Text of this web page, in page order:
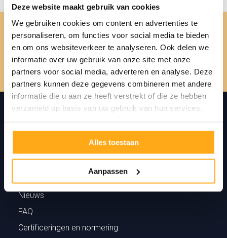
Deze website maakt gebruik van cookies
We gebruiken cookies om content en advertenties te
personaliseren, om functies voor social media te bieden
en om ons websiteverkeer te analyseren. Ook delen we
informatie over uw gebruik van onze site met onze
partners voor social media, adverteren en analyse. Deze
partners kunnen deze gegevens combineren met andere
informatie die u aan ze heeft verstrekt of die ze hebben
verzameld op basis van uw gebruik van hun services.
Alles toestaan
Aanpassen
Vorig
artikel
Volgend
artikel
ThomaZon
Nieuws
FAQ
Certificeringen en normering